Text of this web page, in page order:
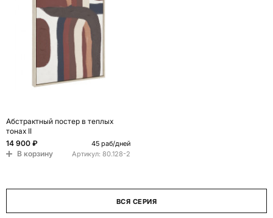
Абстрактный постер в теплых
тонах II
14 900 ₽
45 раб/дней
В корзину Артикул: 80.128-2
ВСЯ СЕРИЯ